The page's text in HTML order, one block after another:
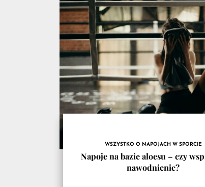
na
WSZYSTKO O NAPOJACH W SPORCIE
Napoje na bazie aloesu – czy
nawodnienie?